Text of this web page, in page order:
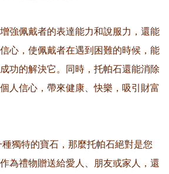
強佩戴者的表達能力和說服力，還能
心，使佩戴者在遇到困難的時候，能
功的解決它。同時，托帕石還能消除
人信心，帶來健康、快樂，吸引財富
獨特的寶石，那麼托帕石絕對是您
為禮物贈送給愛人、朋友或家人，還